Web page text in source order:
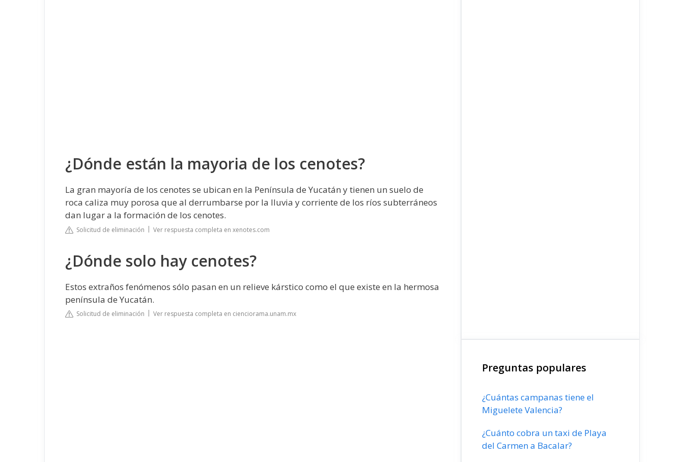
¿Dónde están la mayoria de los cenotes?
La gran mayoría de los cenotes se ubican en la Península de Yucatán y tienen un suelo de
roca caliza muy porosa que al derrumbarse por la lluvia y corriente de los ríos subterráneos
dan lugar a la formación de los cenotes.
Solicitud de eliminación Ver respuesta completa en xenotes.com
¿Dónde solo hay cenotes?
Estos extraños fenómenos sólo pasan en un relieve kárstico como el que existe en la hermosa
península de Yucatán.
Solicitud de eliminación Ver respuesta completa en cienciorama.unam.mx
Preguntas populares
¿Cuántas campanas tiene el
Miguelete Valencia?
¿Cuánto cobra un taxi de Playa
del Carmen a Bacalar?